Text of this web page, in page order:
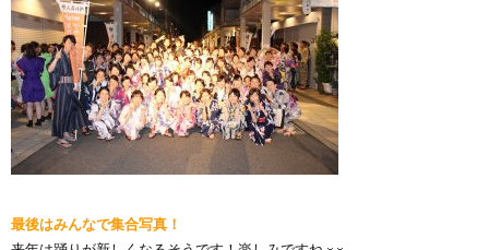
最後はみんなで集合写真！